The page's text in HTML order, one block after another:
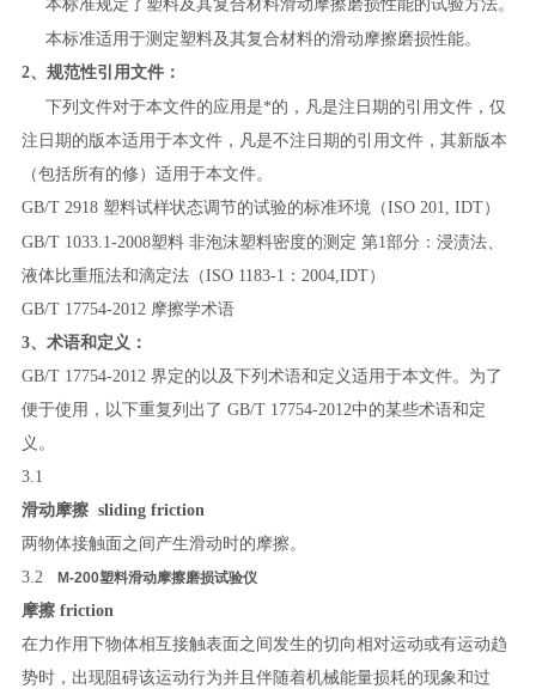
本标准规定了塑料及其复合材料滑动摩擦磨损性能的试验方法。
本标准适用于测定塑料及其复合材料的滑动摩擦磨损性能。
2、规范性引用文件：
下列文件对于本文件的应用是*的，凡是注日期的引用文件，仅
注日期的版本适用于本文件，凡是不注日期的引用文件，其新版本
（包括所有的修）适用于本文件。
GB/T 2918 塑料试样状态调节的试验的标准环境 （ISO 201, IDT）
GB/T 1033.1-2008塑料 非泡沫塑料密度的测定 第1部分：浸渍法、
液体比重甁法和滴定法（ISO 1183-1：2004,IDT）
GB/T 17754-2012 摩擦学术语
3、术语和定义：
GB/T 17754-2012 界定的以及下列术语和定义适用于本文件。为了
便于使用，以下重复列出了 GB/T 17754-2012中的某些术语和定
义。
3.1
滑动摩擦sliding friction
两物体接触面之间产生滑动时的摩擦。
3.2
M-200塑料滑动摩擦磨损试验仪
摩擦friction
在力作用下物体相互接触表面之间发生的切向相对运动或有运动趋
势时，出现阻碍该运动行为并且伴随着机械能量损耗的现象和过